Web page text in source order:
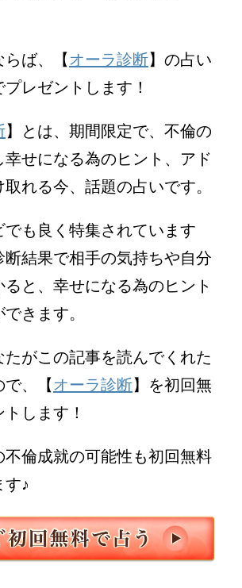
らば、【オーラ診断】の占い
レゼントします！
】とは、期間限定で、不倫の
せになる為のヒント、アド
れる今、話題の占いです。
も良く特集されています
断結果で相手の気持ちや自分
と、幸せになる為のヒント
きます。
がこの記事を読んでくれた
、【オーラ診断】を初回無
します！
倫成就の可能性も初回無料
♪